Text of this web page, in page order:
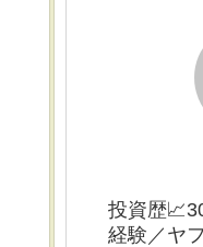
投資歴
経験／ヤ